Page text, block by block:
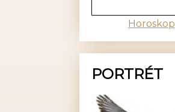
Horoskop
PORTRÉT